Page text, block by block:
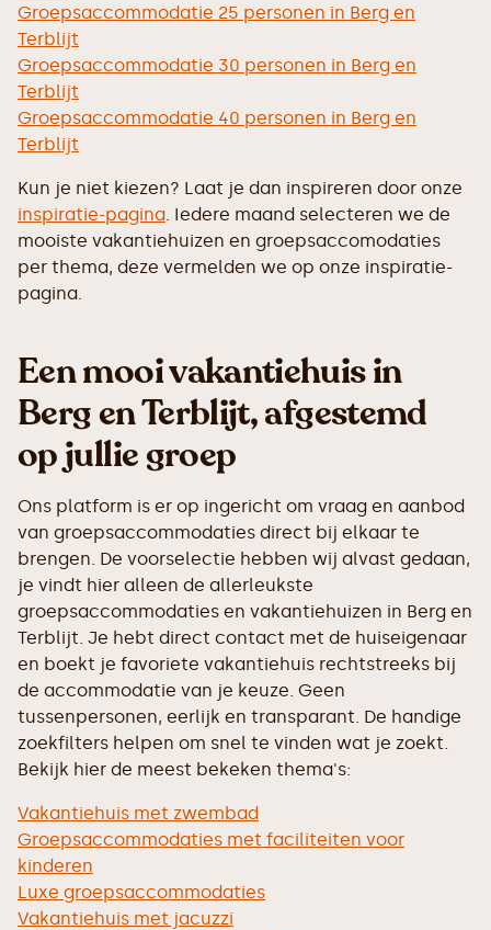
Groepsaccommodatie 25 personen in Berg en
Terblijt
Groepsaccommodatie 30 personen in Berg en
Terblijt
Groepsaccommodatie 40 personen in Berg en
Terblijt
Kun je niet kiezen? Laat je dan inspireren door onze
inspiratie-pagina . Iedere maand selecteren we de
mooiste vakantiehuizen en groepsaccomodaties
per thema, deze vermelden we op onze inspiratie-
pagina.
Een mooi vakantiehuis in
Berg en Terblijt, afgestemd
op jullie groep
Ons platform is er op ingericht om vraag en aanbod
van groepsaccommodaties direct bij elkaar te
brengen. De voorselectie hebben wij alvast gedaan,
je vindt hier alleen de allerleukste
groepsaccommodaties en vakantiehuizen in Berg en
Terblijt. Je hebt direct contact met de huiseigenaar
en boekt je favoriete vakantiehuis rechtstreeks bij
de accommodatie van je keuze. Geen
tussenpersonen, eerlijk en transparant. De handige
zoekfilters helpen om snel te vinden wat je zoekt.
Bekijk hier de meest bekeken thema's:
Vakantiehuis met zwembad
Groepsaccommodaties met faciliteiten voor
kinderen
Luxe groepsaccommodaties
Vakantiehuis met jacuzzi